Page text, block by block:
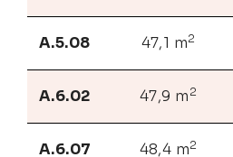
A.5.08 47,1 m2
A.6.02 47,9 m 2
A.6.07 48,4 m2